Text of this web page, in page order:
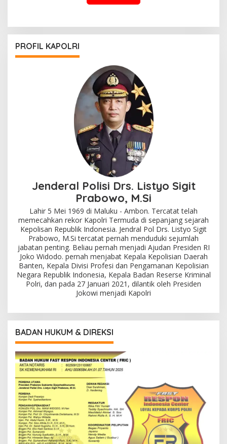
PROFIL KAPOLRI
Jenderal Polisi Drs. Listyo Sigit
Prabowo, M.Si
Lahir 5 Mei 1969 di Maluku - Ambon. Tercatat telah
memecahkan rekor Kapolri Termuda di sepanjang sejarah
Kepolisan Republik Indonesia. Jendral Pol Drs. Listyo Sigit
Prabowo, M.Si tercatat pernah menduduki sejumlah
jabatan penting. Beliau pernah menjadi Ajudan Presiden RI
Joko Widodo. pernah menjabat Kepala Kepolisian Daerah
Banten, Kepala Divisi Profesi dan Pengamanan Kepolisian
Negara Republik Indonesia, Kepala Badan Reserse Kriminal
Polri, dan pada 27 Januari 2021, dilantik oleh Presiden
Jokowi menjadi Kapolri
BADAN HUKUM & DIREKSI